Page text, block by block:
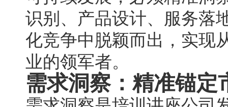
识别、产品设计、服务落
化竞争中脱颖而出，实现
业的领军者。
需求洞察：精准锚